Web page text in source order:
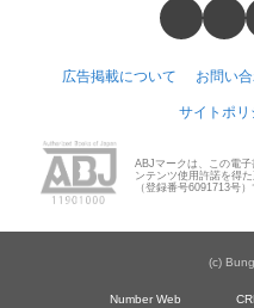
広告掲載について お問い
サイトポリ
ABJマークは、この電
ンテンツ使用許諾を得
（登録番号6091713号）
(c)
Number Web